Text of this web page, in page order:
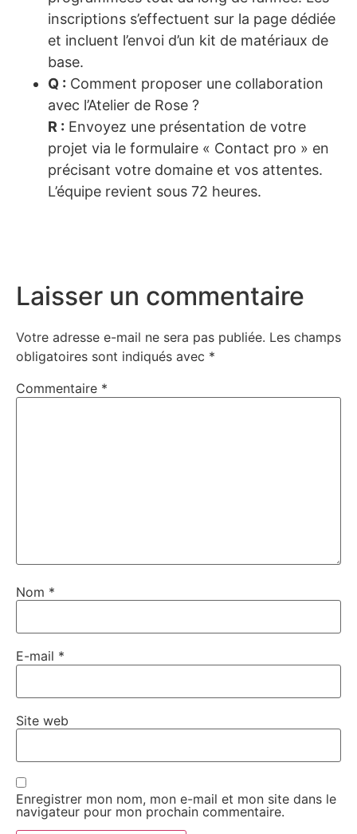
inscriptions s’effectuent sur la page dédiée
et incluent l’envoi d’un kit de matériaux de
base.
Q : Comment proposer une collaboration
avec l’Atelier de Rose ?
R : Envoyez une présentation de votre
projet via le formulaire « Contact pro » en
précisant votre domaine et vos attentes.
L’équipe revient sous 72 heures.
Laisser un commentaire
Votre adresse e-mail ne sera pas publiée. Les champs
obligatoires sont indiqués avec *
Commentaire *
Nom *
E-mail *
Site web
Enregistrer mon nom, mon e-mail et mon site dans le
navigateur pour mon prochain commentaire.